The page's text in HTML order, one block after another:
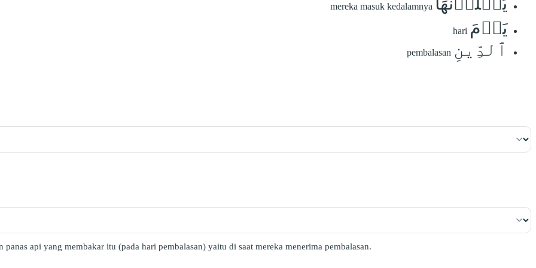
mereka masuk kedalamnya
يَوۡمَ hari
ٱلدِّينِ pembalasan
api yang membakar itu (pada hari pembalasan) yaitu di saat mereka menerima pembalasan.